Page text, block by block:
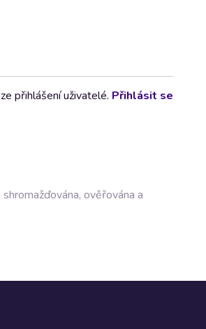
přihlášení uživatelé. Přihlásit se
ověřována a